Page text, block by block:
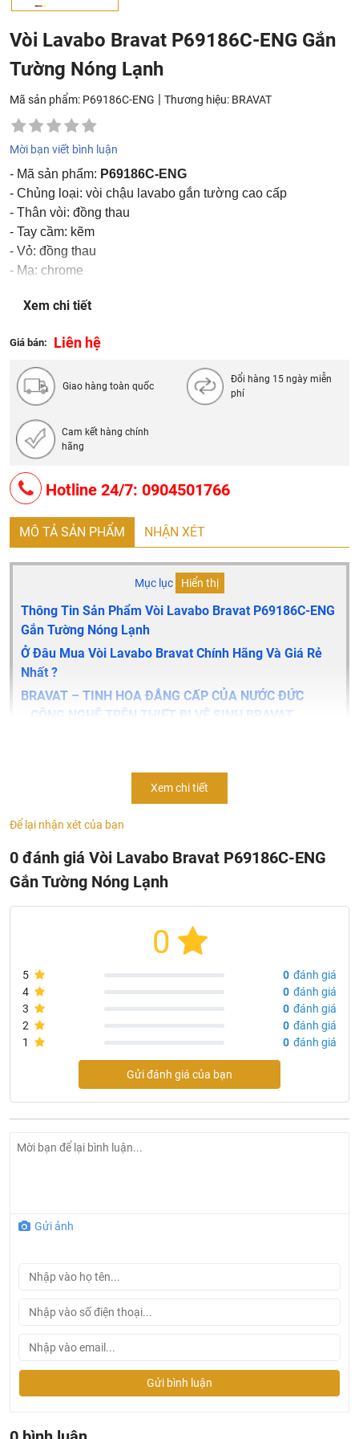
Vòi Lavabo Bravat P69186C-ENG Gắn
Tường Nóng Lạnh
Mã sản phẩm: P69186C-ENG | Thương hiệu: BRAVAT
Mời bạn viết bình luận
- Mã sản phẩm: P69186C-ENG
- Chủng loại: vòi chậu lavabo gắn tường cao cấp
- Thân vòi: đồng thau
- Tay cầm: kẽm
- Vỏ: đồng thau
- Mạ: chrome
- Tốc độ dòng chảy: 5,7L / phút @ 0,3MPa
- Nhập khẩu: Đức
- Thương hiệu: Bravat
Xem chi tiết
Giá bán: Liên hệ
Giao hàng toàn quốc
Đổi hàng 15 ngày miễn
phí
Cam kết hàng chính
hãng
Hotline 24/7: 0904501766
MÔ TẢ SẢN PHẨM NHẬN XÉT
Mục lục Hiển thị
Thông Tin Sản Phẩm Vòi Lavabo Bravat P69186C-ENG
Gắn Tường Nóng Lạnh
Ở Đâu Mua Vòi Lavabo Bravat Chính Hãng Và Giá Rẻ
Nhất ?
BRAVAT – TINH HOA ĐẲNG CẤP CỦA NƯỚC ĐỨC
CÔNG NGHỆ TRÊN THIẾT BỊ VỆ SINH BRAVAT
Gắn Tường Nóng Lạnh
- Mã sản phẩm:P69186C-ENG
- Thân vòi: đồng thau
- Tay cầm: kẽm
- Tốc độ dòng chảy: 5,7L / phút @ 0,3MPa
- Có thể sử dụng với bộ trộn nhiệt D970C-ENG
- Nhập khẩu: Đức
- Thương hiệu: Bravat
Ở đâu mua vòi lavabo Bravat chính hãng và giá rẻ nhất
Xem chi tiết
Để lại nhận xét của bạn
0 đánh giá Vòi Lavabo Bravat P69186C-ENG
Gắn Tường Nóng Lạnh
0
5 0 đánh giá
4
0 đánh giá
3
0 đánh giá
2
0 đánh giá
1
0 đánh giá
Gửi đánh giá của bạn
Gửi ảnh
Gửi bình luận